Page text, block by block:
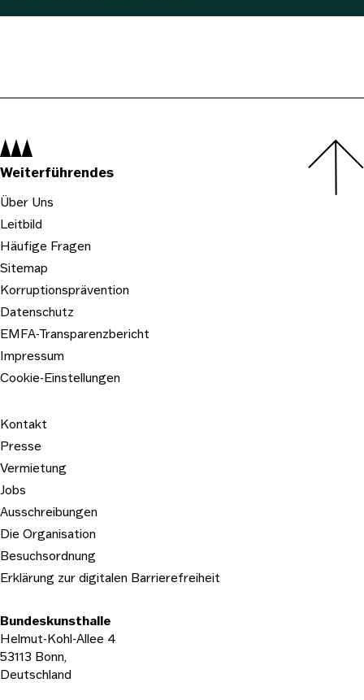
Navigation:
Weiterführendes
Über Uns
Leitbild
Häufige Fragen
Sitemap
Korruptionsprävention
Datenschutz
EMFA-Transparenzbericht
Impressum
Cookie-Einstellungen
Kontakt
Presse
Vermietung
Jobs
Ausschreibungen
Die Organisation
Besuchsordnung
Erklärung zur digitalen Barrierefreiheit
Bundeskunsthalle
Helmut-Kohl-Allee 4
53113 Bonn,
Deutschland